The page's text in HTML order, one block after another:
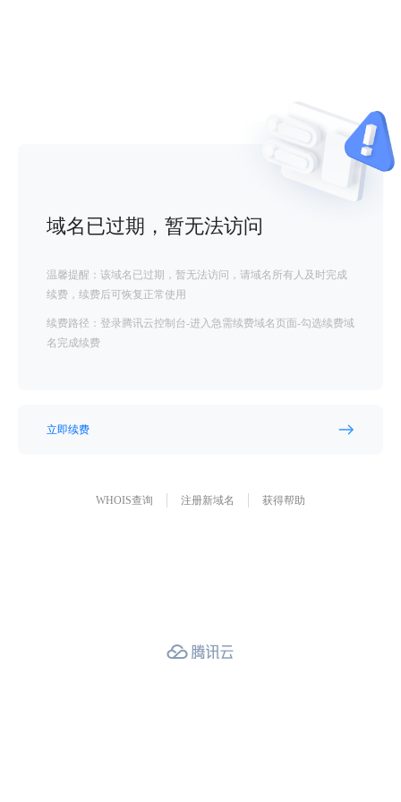
域名已过期，暂无法访问
温馨提醒：该域名已过期，暂无法访问，请域名所有人及时完成
续费，续费后可恢复正常使用
续费路径：登录腾讯云控制台-进入急需续费域名页面-勾选续费域
名完成续费
立即续费
WHOIS查询 注册新域名 获得帮助